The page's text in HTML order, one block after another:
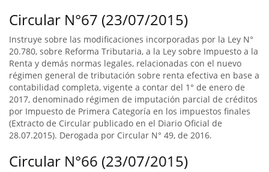
Circular N°67 (23/07/2015)
Instruye sobre las modificaciones incorporadas por la Ley N°
20.780, sobre Reforma Tributaria, a la Ley sobre Impuesto a la
Renta y demás normas legales, relacionadas con el nuevo
régimen general de tributación sobre renta efectiva en base a
contabilidad completa, vigente a contar del 1° de enero de
2017, denominado régimen de imputación parcial de créditos
por Impuesto de Primera Categoría en los impuestos finales
(Extracto de Circular publicado en el Diario Oficial de
28.07.2015). Derogada por Circular N° 49, de 2016.
Circular N°66 (23/07/2015)